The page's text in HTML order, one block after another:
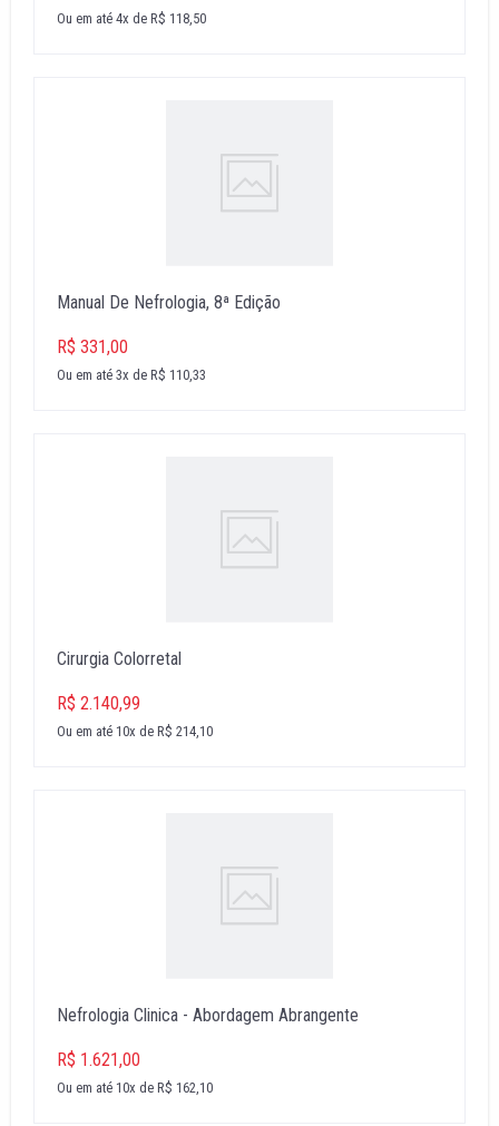
Ou em até 4x de R$ 118,50
Manual De Nefrologia, 8ª Edição
R$ 331,00
Ou em até 3x de R$ 110,33
Cirurgia Colorretal
R$ 2.140,99
Ou em até 10x de R$ 214,10
Nefrologia Clinica - Abordagem Abrangente
R$ 1.621,00
Ou em até 10x de R$ 162,10